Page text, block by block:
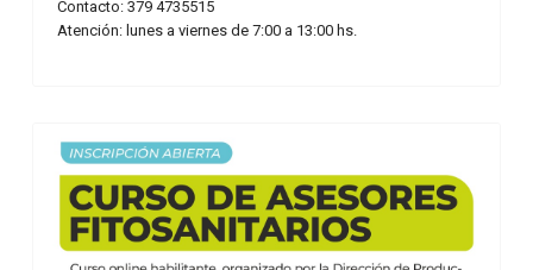
Contacto: 379 4735515
Atención: lunes a viernes de 7:00 a 13:00 hs.